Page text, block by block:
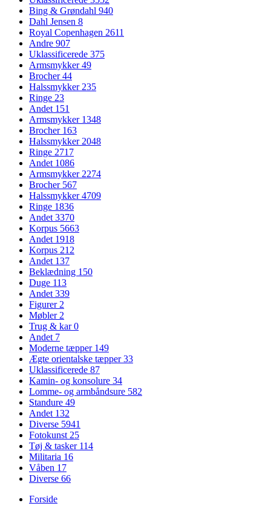
Bing & Grøndahl 940
Dahl Jensen 8
Royal Copenhagen 2611
Andre 907
Uklassificerede 375
Armsmykker49
Brocher44
Halssmykker235
Ringe 23
Andet 151
Armsmykker 1348
Brocher 163
Halssmykker2048
Ringe 2717
Andet 1086
Armsmykker2274
Brocher 567
Halssmykker4709
Ringe 1836
Andet3370
Korpus 5663
Andet 1918
Korpus 212
Andet 137
Beklædning 150
Duge 113
Andet339
Figurer2
Møbler2
Trug & kar0
Andet 7
Moderne tæpper 149
Ægte orientalske tæpper33
Uklassificerede 87
Kamin- og konsolure 34
Lomme- og armbåndsure 582
Standure 49
Andet 132
Diverse 5941
Fotokunst25
Tøj & tasker 114
Militaria 16
Våben 17
Diverse 66
Forside